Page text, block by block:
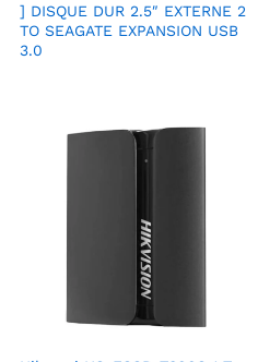
] DISQUE DUR 2.5″ EXTERNE 2
TO SEAGATE EXPANSION USB
3.0